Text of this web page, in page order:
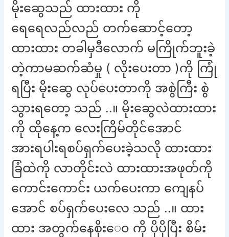
မိုးဆွေသည် ထားထား ကို
ရေရေလည်လည် တက်ဆောင့်တော့
ထားထား တခါမှဒီလောက် မကြိုက်ဘူးခဲ့
တဲ့ကာမဆက်ဆံမှု ( လိုးပေးတာ )ကို ကြုံ
ရပြီး မိုးဆွေ လုပ်ပေးတာကို အစွဲကြီး စွဲ
သွားရတော့ သည် ..။ မိုးဆွေလဲထားထား
ကို ထိုနေ့က လေးကြိမ်တိုင်အောင်
အားရပါးရစပ်ရှက်ပေးခဲ့သလို ထားထား
ခြံထဲကို လာတိုင်းလဲ ထားထားအဖုတ်ကို
ကောင်းကောင်း ယက်ပေးကာ ကျေနပ်
အောင် စပ်ရှက်ပေးလေ သည် ..။ ထား
ထား အတွက်နေစိုးေ၀ ကို ပိုပိုပြီး စိမ်း